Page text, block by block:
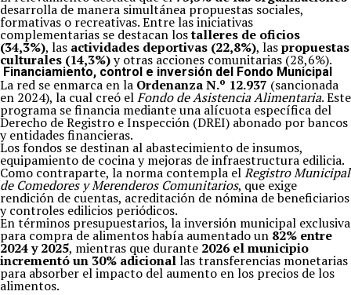
desarrolla de manera simultánea propuestas sociales,
formativas o recreativas. Entre las iniciativas
complementarias se destacan lostalleres de oficios
(34,3%), las actividades deportivas (22,8%), laspropuestas
culturales (14,3%)y otras acciones comunitarias (28,6%).
Financiamiento, control e inversión del Fondo Municipal
La red se enmarca en la Ordenanza N.º 12.937 (sancionada
en 2024), la cual creó elFondo de Asistencia Alimentaria. Este
programa se financia mediante una alícuota específica del
Derecho de Registro e Inspección (DREI) abonado por bancos
y entidades financieras.
Los fondos se destinan al abastecimiento de insumos,
equipamiento de cocina y mejoras de infraestructura edilicia.
Como contraparte, la norma contempla elRegistro Municipal
de Comedores y Merenderos Comunitarios, que exige
rendición de cuentas, acreditación de nómina de beneficiarios
y controles edilicios periódicos.
En términos presupuestarios, la inversión municipal exclusiva
para compra de alimentos había aumentado un 82% entre
2024 y 2025, mientras que durante 2026 el municipio
incrementó un 30% adicionallas transferencias monetarias
para absorber el impacto del aumento en los precios de los
alimentos.